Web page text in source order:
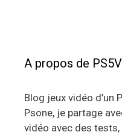
A propos de
Blog jeux vidéo d’un
Psone, je partage
vidéo avec des